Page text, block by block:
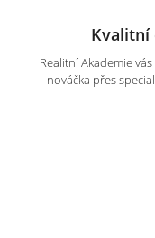
Kvalitní
Realitní Akademie
nováčka přes